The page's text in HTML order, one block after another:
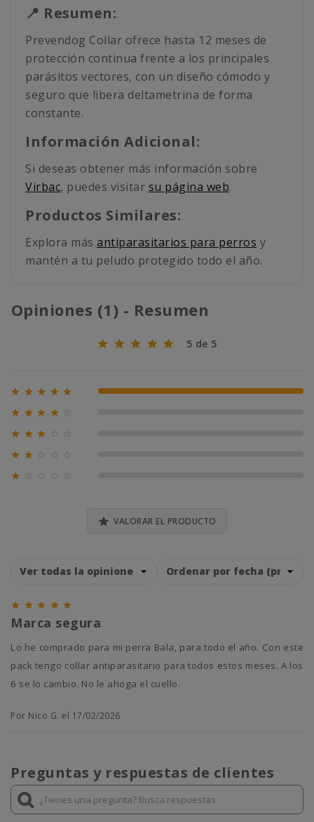
📍 Resumen:
Prevendog Collar ofrece hasta 12 meses de
protección continua frente a los principales
parásitos vectores, con un diseño cómodo y
seguro que libera deltametrina de forma
constante.
Información Adicional:
Si deseas obtener más información sobre
Virbac, puedes visitar su página web.
Productos Similares:
Explora más antiparasitarios para perros y
mantén a tu peludo protegido todo el año.
Opiniones (1) - Resumen
5 de 5
     100% (1)
   
  
 

 VALORAR EL PRODUCTO
    
Marca segura
Lo he comprado para mi perra Bala, para todo el año. Con este
pack tengo collar antiparasitario para todos estos meses. A los
6 se lo cambio. No le ahoga el cuello.
Por Nico G. el 17/02/2026
Preguntas y respuestas de clientes